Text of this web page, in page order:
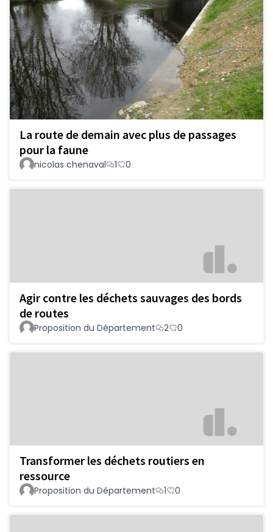
La route de demain avec plus de passages
pour la faune
nicolas chenaval 1 0
Agir contre les déchets sauvages des bords
de routes
Proposition du Département 2 0
Transformer les déchets routiers en
ressource
Proposition du Département 1 0